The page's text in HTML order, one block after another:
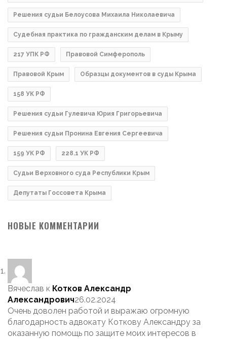
Решения судьи Белоусова Михаила Николаевича
Судебная практика по гражданским делам в Крыму
217 УПК РФ Правовой Симферополь
Правовой Крым Образцы документов в суды Крыма
158 УК РФ
Решения судьи Гулевича Юрия Григорьевича
Решения судьи Пронина Евгения Сергеевича
159 УК РФ 228.1 УК РФ
Судьи Верховного суда Республики Крым
Депутаты Госсовета Крыма
НОВЫЕ КОММЕНТАРИИ
Вячеслав к Котков Александр
Александрович26.02.2024
Очень доволен работой и выражаю огромную
благодарность адвокату Коткову Александру за
оказанную помощь по защите моих интересов в